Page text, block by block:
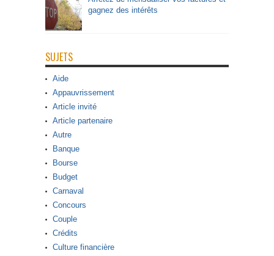
gagnez des intérêts
SUJETS
Aide
Appauvrissement
Article invité
Article partenaire
Autre
Banque
Bourse
Budget
Carnaval
Concours
Couple
Crédits
Culture financière